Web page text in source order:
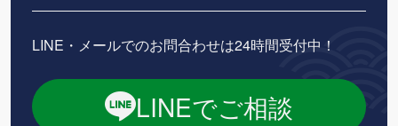
LINE・メールでのお問合わせは24時間受付中！
LINEでご相談